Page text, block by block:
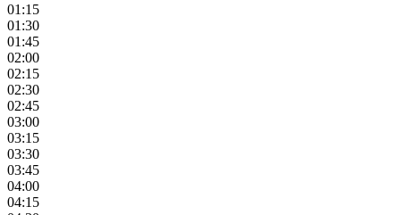
01:15
01:30
01:45
02:00
02:15
02:30
02:45
03:00
03:15
03:30
03:45
04:00
04:15